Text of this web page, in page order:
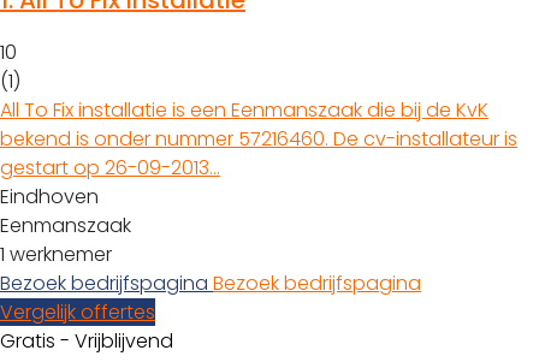
10
(1)
All To Fix installatie is een Eenmanszaak die bij de KvK
bekend is onder nummer 57216460. De cv-installateur is
gestart op 26-09-2013…
Eindhoven
Eenmanszaak
1 werknemer
Bezoek bedrijfspagina Bezoek bedrijfspagina
Vergelijk offertes
Gratis - Vrijblijvend